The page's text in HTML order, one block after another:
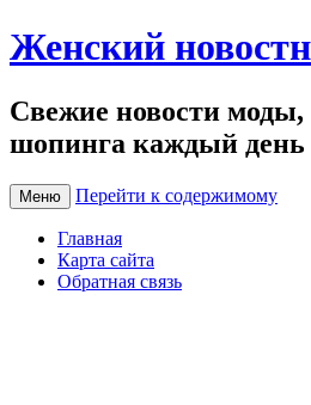
Женский
Свежие новости
шопинга каждый день
Меню Перейти к содержимому
Главная
Карта сайта
Обратная связь